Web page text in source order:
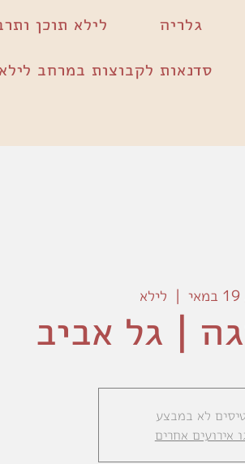
גלריה לילא תוכן
סדנאות לקבוצות במרחב לילא
  |
לילא
| גל אביב
לא במבצע
אירועים אחרים